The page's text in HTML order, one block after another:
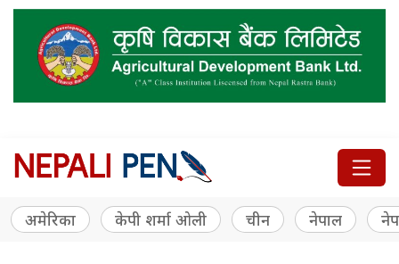
अमेरिका केपी शर्मा ओली चीन नेपाल